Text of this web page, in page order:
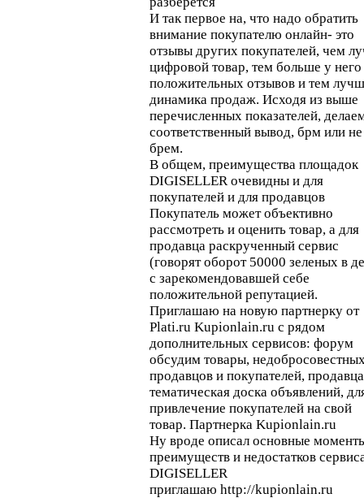
И так первое на, что надо обратить
внимание покупателю онлайн- это
отзывы других покупателей, чем
цифровой товар, тем больше у него
положительных отзывов и тем
динамика продаж. Исходя из выше
перечисленных показателей,
соответственный вывод, брм или не
брем.
В общем, преимущества площадок
DIGISELLER очевидны и для
покупателей и для продавцов
Покупатель может объективно
рассмотреть и оценить товар, а для
продавца раскрученный сервис
(говорят оборот 50000 зеленых в
с зарекомендовавшей себе
положительной репутацией.
Приглашаю на новую партнерку от
Plati.ru Kupionlain.ru с рядом
дополнительных сервисов: форум
обсудим товары,
продавцов и покупателей,
тематическая доска объявлений,
привлечение покупателей на свой
товар. Партнерка Kupionlain.ru
Ну вроде описал основные
преимуществ и недостатков
DIGISELLER
приглашаю http://kupionlain.ru